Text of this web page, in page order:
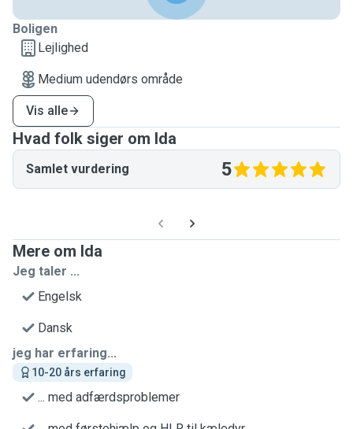
Boligen
Lejlighed
Medium udendørs område
Vis alle
Hvad folk siger om Ida
Samlet vurdering 5
Mere om Ida
Jeg taler ...
Engelsk
Dansk
jeg har erfaring...
10-20 års erfaring
... med adfærdsproblemer